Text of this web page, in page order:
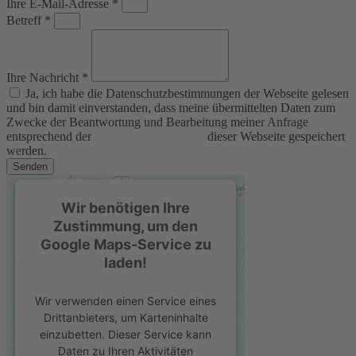
Ihre E-Mail-Adresse *
Betreff *
Ihre Nachricht *
Ja, ich habe die Datenschutzbestimmungen der Webseite gelesen
und bin damit einverstanden, dass meine übermittelten Daten zum
Zwecke der Beantwortung und Bearbeitung meiner Anfrage
entsprechend der
dieser Webseite gespeichert
werden.
Senden
Wir benötigen Ihre
Zustimmung, um den
Google Maps-Service zu
laden!
Wir verwenden einen Service eines
Drittanbieters, um Karteninhalte
einzubetten. Dieser Service kann
Daten zu Ihren Aktivitäten